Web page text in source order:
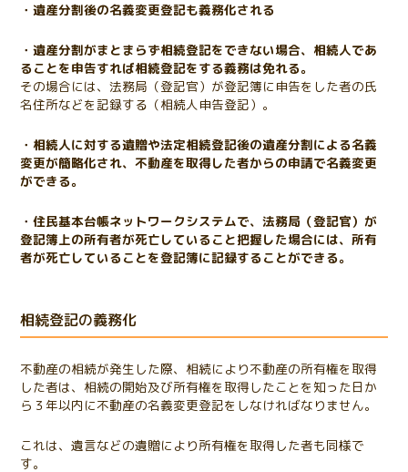
・遺産分割後の名義変更登記も義務化される
・遺産分割がまとまらず相続登記をできない場合、相続人であ
ることを申告すれば相続登記をする義務は免れる。
その場合には、法務局（登記官）が登記簿に申告をした者の氏
名住所などを記録する（相続人申告登記）。
・相続人に対する遺贈や法定相続登記後の遺産分割による名義
変更が簡略化され、不動産を取得した者からの申請で名義変更
ができる。
・住民基本台帳ネットワークシステムで、法務局（登記官）が
登記簿上の所有者が死亡していること把握した場合には、所有
者が死亡していることを登記簿に記録することができる。
相続登記の義務化
不動産の相続が発生した際、相続により不動産の所有権を取得
した者は、相続の開始及び所有権を取得したことを知った日か
ら３年以内に不動産の名義変更登記をしなければなりません。
これは、遺言などの遺贈により所有権を取得した者も同様で
す。